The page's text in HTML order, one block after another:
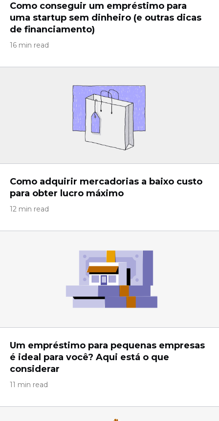
Como conseguir um empréstimo para
uma startup sem dinheiro (e outras dicas
de financiamento)
16 min read
Como adquirir mercadorias a baixo custo
para obter lucro máximo
12 min read
Um empréstimo para pequenas empresas
é ideal para você? Aqui está o que
considerar
11 min read